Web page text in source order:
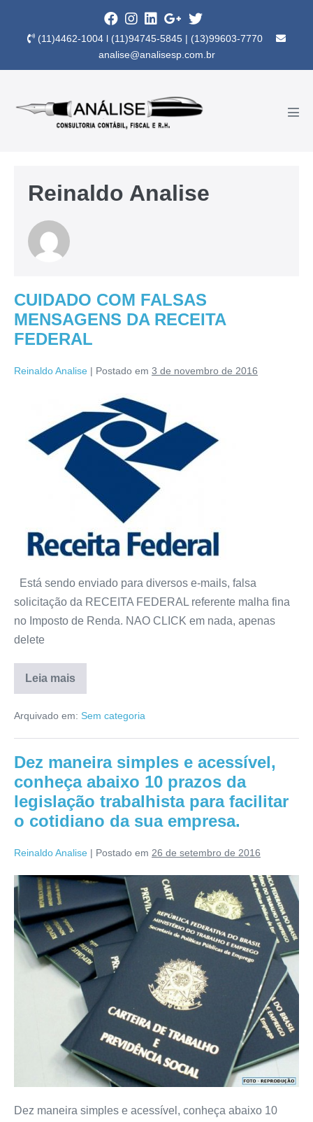
(11)4462-1004 l (11)94745-5845 | (13)99603-7770
analise@analisesp.com.br
Reinaldo Analise
CUIDADO COM FALSAS
MENSAGENS DA RECEITA
FEDERAL
Reinaldo Analise | Postado em 3 de novembro de 2016
Está sendo enviado para diversos e-mails, falsa
solicitação da RECEITA FEDERAL referente malha fina
no Imposto de Renda. NAO CLICK em nada, apenas
delete
Leia mais
Arquivado em: Sem categoria
Dez maneira simples e acessível,
conheça abaixo 10 prazos da
legislação trabalhista para facilitar
o cotidiano da sua empresa.
Reinaldo Analise | Postado em 26 de setembro de 2016
Dez maneira simples e acessível, conheça abaixo 10